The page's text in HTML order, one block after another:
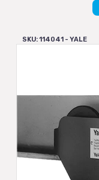
SKU: 114041 - YALE